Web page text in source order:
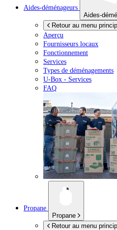
Aides-déménageurs
Aides-
Retour au menu
Aperçu
Fournisseurs locaux
Fonctionnement
Services
Types de déménagements
U-Box - Services
FAQ
Propane
Propane
Retour au menu